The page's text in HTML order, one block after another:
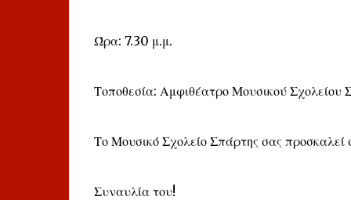
Ώρα: 7.30 μ.μ.
Τοποθεσία: Αμφιθέατρο Μουσικού Σχολείου
Το Μουσικό Σχολείο Σπάρτης σας προσκαλεί
Συναυλία του!